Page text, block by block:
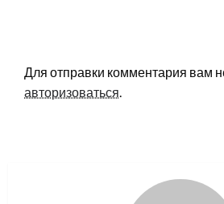
Для отправки комментария вам
авторизоваться.